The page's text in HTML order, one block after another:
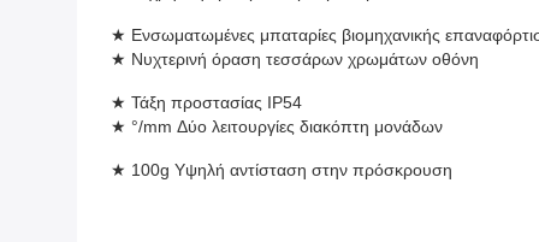
★ Ενσωματωμένες μπαταρίες βιομηχανικής
★ Νυχτερινή όραση τεσσάρων χρωμάτων οθόνη
★ Τάξη προστασίας IP54
★ °/mm Δύο λειτουργίες διακόπτη μονάδων
★ 100g Υψηλή αντίσταση στην πρόσκρουση